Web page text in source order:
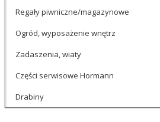
Regały piwniczne/magazynowe
Ogród, wyposażenie wnętrz
Zadaszenia, wiaty
Części serwisowe Hormann
Drabiny